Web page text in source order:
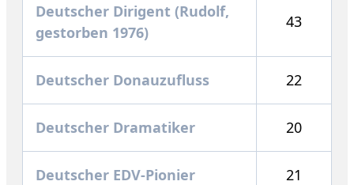
Deutscher Dirigent (Rudolf,
gestorben 1976)
43
Deutscher Donauzufluss 22
Deutscher Dramatiker 20
Deutscher EDV-Pionier 21